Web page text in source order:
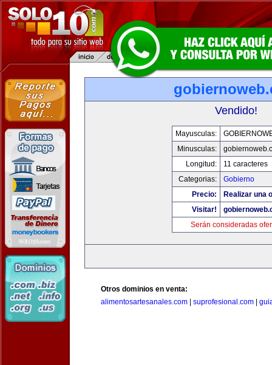
Vendido!
Mayusculas:
Minusculas:
Longitud:
11 caracteres
Categorias:
Gobierno
Precio:
Realizar una
Visitar!
Serán consideradas
Otros dominios en venta:
alimentosartesanales.com
suprofesional.com